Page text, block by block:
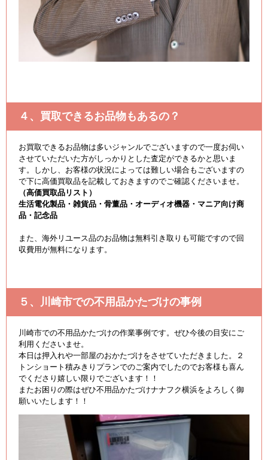
４、買取できるお品物もあるの？
お買取できるお品物は多いジャンルでございますので一度お伺い
させていただいた方がしっかりとした査定ができるかと思いま
す。しかし、お客様の状況によっては難しい場合もございますの
で下に高価買取品を記載しておきますのでご確認くださいませ。
（高価買取品リスト）
生活電化製品・雑貨品・骨董品・オーディオ機器・マニア向け商
品・記念品
また、海外リユース品のお品物は無料引き取りも可能ですので回
収費用が無料になります。
５、川崎市での不用品かたづけの事例
川崎市での不用品かたづけの作業事例です。ぜひ今後の目安にご
利用くださいませ。
本日は押入れや一部屋のおかたづけをさせていただきました。２
トンショート積みきりプランでのご案内でしたのでお客様も喜ん
でくださり嬉しい限りでございます！！
またお困りの際はぜひ不用品かたづけナナフク横浜をよろしく御
願いいたします！！